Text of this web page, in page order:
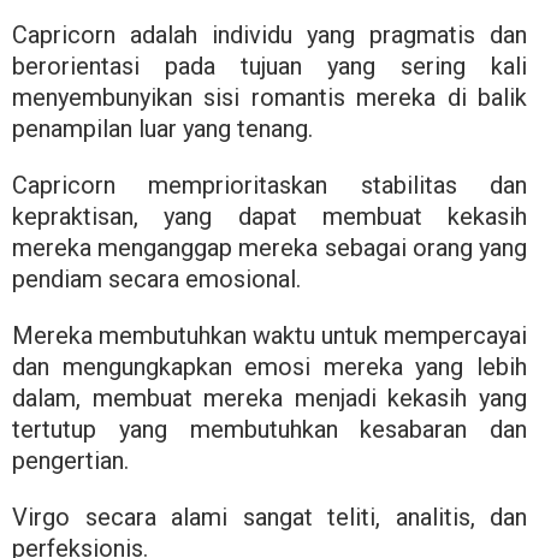
Capricorn adalah individu yang pragmatis dan
berorientasi pada tujuan yang sering kali
menyembunyikan sisi romantis mereka di balik
penampilan luar yang tenang.
Capricorn memprioritaskan stabilitas dan
kepraktisan, yang dapat membuat kekasih
mereka menganggap mereka sebagai orang yang
pendiam secara emosional.
Mereka membutuhkan waktu untuk mempercayai
dan mengungkapkan emosi mereka yang lebih
dalam, membuat mereka menjadi kekasih yang
tertutup yang membutuhkan kesabaran dan
pengertian.
Virgo secara alami sangat teliti, analitis, dan
perfeksionis.